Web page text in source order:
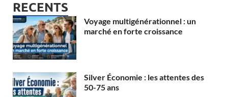
RECENTS
Voyage multigénérationnel : un
marché en forte croissance
Silver Économie : les attentes des
50-75 ans